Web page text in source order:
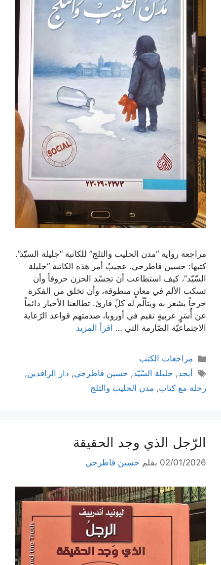
مراجعة رواية “مدن الحليب والثلج” للكاتبة “جليلة السيّّد”.
كتبها: حسين قاطرجي. عجيبٌ أمر هذه الكاتبة “جليلة
السّيّد”، كيف استطاعت أن تجسّد الحزن حروفاً وأن
تسكب الألم في معانٍ منطوقة، وأن تخلق من الفكرة
جرحاً يشعر به ويتألّم له كلّ قارئ. تطالعنا الأخبار دائماً
عن أُُسَرٍٍ عربيةٍ تقيم في أوروبا، صدمتهم قواعد الرّعاية
الاجتماعيّة الصّارمة التي … اقرأ المزيد
التصنيفات
مراجعات الكتب
الوسوم
أبجد, جليلة السّيّد, حسين قاطرجي, دار الرافدين,
رحلة مع كتاب, مدن الحليب والثلج
الرّجل الذي وجد الحقيقة
02/01/2026 بقلم حسين قاطرجي